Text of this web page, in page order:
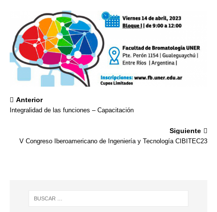
Anterior
Integralidad de las funciones – Capacitación
Siguiente
V Congreso Iberoamericano de Ingeniería y Tecnología CIBITEC23